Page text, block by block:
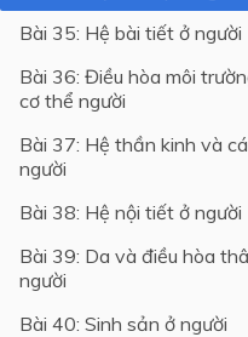
Lớp 6
Lớp 5
Lớp 4
Lớp 2
Lớp 1
Bài 35: Hệ bài tiết ở người
Bài 36: Điều hòa môi
cơ thể người
Bài 37: Hệ thần kinh và
người
Bài 38: Hệ nội tiết ở người
Bài 39: Da và điều hòa
người
Bài 40: Sinh sản ở người